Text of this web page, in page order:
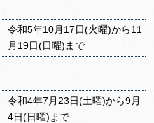
令和5年10月17日(火曜)から11
月19日(日曜)まで
令和4年7月23日(土曜)から9月
4日(日曜)まで